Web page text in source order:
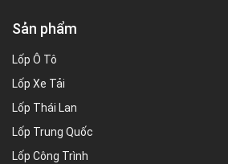
Sản phẩm
Lốp Ô Tô
Lốp Xe Tải
Lốp Thái Lan
Lốp Trung Quốc
Lốp Công Trình